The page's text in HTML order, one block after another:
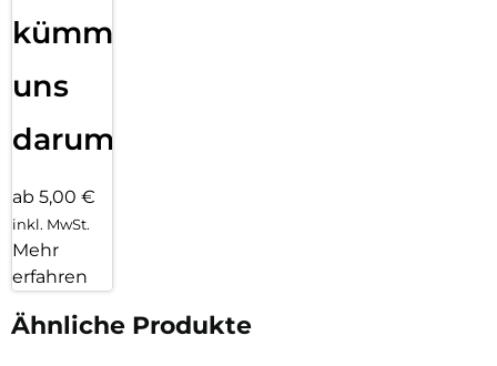
kümmern
uns
darum!
ab 5,00 €
inkl. MwSt.
Mehr
erfahren
Ähnliche Produkte